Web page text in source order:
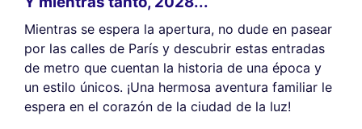
Mientras se espera la apertura, no dude en pasear
por las calles de París y descubrir estas entradas
de metro que cuentan la historia de una época y
un estilo únicos. ¡Una hermosa aventura familiar le
espera en el corazón de la ciudad de la luz!